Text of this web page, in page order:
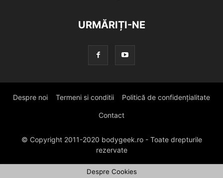
URMĂRIȚI-NE
Despre noi Termeni si conditii Politică de confidențialitate
Contact
© Copyright 2011-2020 bodygeek.ro - Toate drepturile
rezervate
Despre Cookies